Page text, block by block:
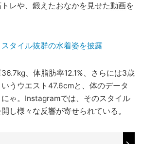
レや、鍛えたおなかを見せた動画を
スタイル抜群の水着姿を披露
、体脂肪率12.1%、さらには3歳
うウエスト47.6cmと、体のデータ
ゃ。Instagramでは、そのスタイル
し様々な反響が寄せられている。